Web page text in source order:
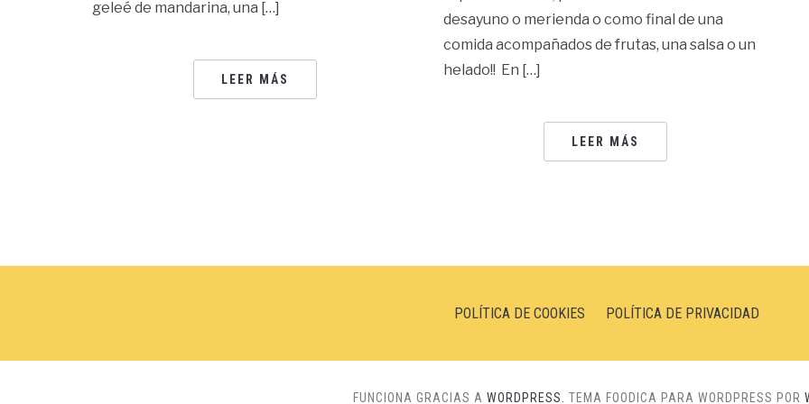
geleé de mandarina, una […]
LEER MÁS
desayuno o merienda o como final de una
comida acompañados de frutas, una salsa o un
helado!! En […]
LEER MÁS
POLÍTICA DE COOKIES POLÍTICA DE PRIVACIDAD
FUNCIONA GRACIAS A WORDPRESS. TEMA FOODICA PARA WORDPRESS POR